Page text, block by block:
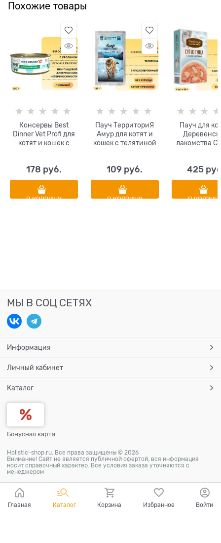
Похожие товары
Консервы Best
Dinner Vet Profi для
котят и кошек с
или
непереносимости
Hypoallergenic
178 руб.
В КОРЗИНУ
Пауч ТерриториЯ
Амур для котят и
кошек с телятиной
109 руб.
В КОРЗИНУ
Пауч для
лакомства
гр
425
В
МЫ В СОЦ СЕТЯХ
Информация
Личный кабинет
Каталог
Бонусная карта
Holistic-shop.ru. Все права защищены © 2026
Внимание! Сайт не является публичной офертой, вся информация
носит справочный характер. Все условия заказа уточняются с
менеджером
Главная Каталог Корзина Избранное Войти